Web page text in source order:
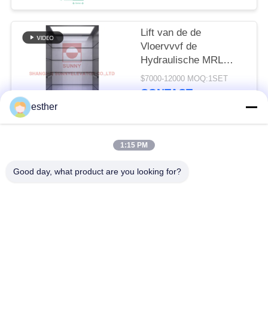
Lift van de de
Vloervvvf de
Hydraulische MRL
Gearless Lift van
ladings450kg pvc
$7000-12000 MOQ:1SET
CONTACT
populaire categorieën
esther
1:15 PM
Good day, what product are you looking for?